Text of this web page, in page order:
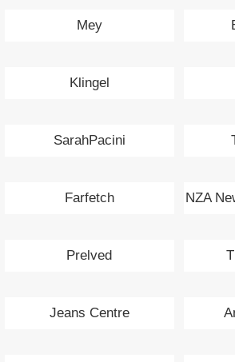
Mey
Klingel
SarahPacini
Farfetch NZA
Prelved
Jeans Centre